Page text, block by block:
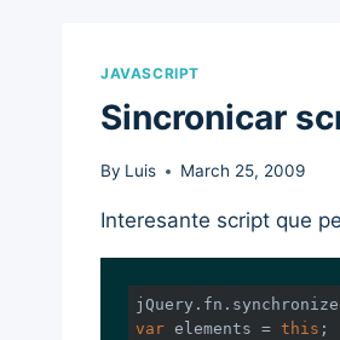
JAVASCRIPT
Sincronicar
By Luis March 25, 2009
Interesante script que
var elements = this